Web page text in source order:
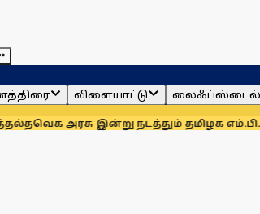
விளையாட்டு லைஃப்ஸ்டைல்
இன்று நடத்தும் தமிழக எம்.பி.க்கள்